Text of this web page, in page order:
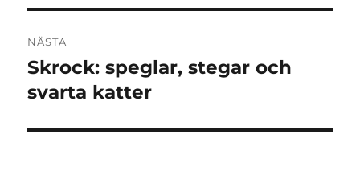
NÄSTA
Nästa
inlägg:
Skrock: speglar, stegar och
svarta katter